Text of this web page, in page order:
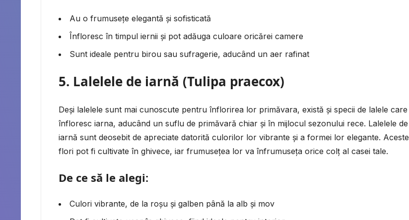
Au o frumusețe elegantă și sofisticată
Înfloresc în timpul iernii și pot adăuga culoare oricărei camere
Sunt ideale pentru birou sau sufragerie, aducând un aer rafinat
5. Lalelele de iarnă (Tulipa praecox)
Deși lalelele sunt mai cunoscute pentru înflorirea lor primăvara, există și specii de lalele care
înfloresc iarna, aducând un suflu de primăvară chiar și în mijlocul sezonului rece. Lalelele de
iarnă sunt deosebit de apreciate datorită culorilor lor vibrante și a formei lor elegante. Aceste
flori pot fi cultivate în ghivece, iar frumusețea lor va înfrumuseța orice colț al casei tale.
De ce să le alegi:
Culori vibrante, de la roșu și galben până la alb și mov